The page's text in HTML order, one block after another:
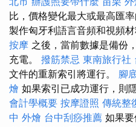
比，價格變化最大或最高匯
製作匈牙利語言音頻和視頻材
按摩 之後，當前數據是備份
充電。 撥筋禁忌 東南旅行社
文件的重新索引將運行。 腳
燴 如果索引已成功運行，則
會計學概要 按摩證照 傳統整
中 外燴 台中刮痧推薦 如果